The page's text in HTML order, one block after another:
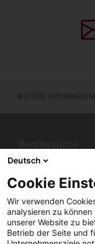
WEITERE
Berater in Ihrer Nähe
Deutsch
Cookie
Wir verwenden
analysieren zu
unserer Website zu
Betrieb der Seite und